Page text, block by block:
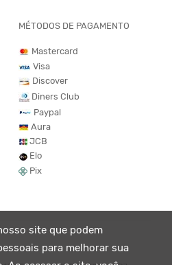
site que podem
para melhorar sua
MÉTODOS DE PAGAMENTO
Mastercard
Visa
Discover
Diners Club
Paypal
Aura
JCB
Elo
Pix